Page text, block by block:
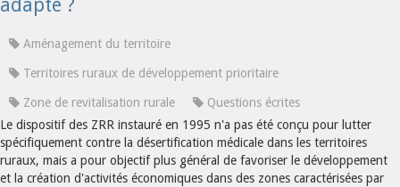
adapté ?
Aménagement du territoire
Territoires ruraux de développement prioritaire
Zone de revitalisation rurale
Questions écrites
Le dispositif des ZRR instauré en 1995 n'a pas été conçu pour lutter
spécifiquement contre la désertification médicale dans les territoires
ruraux, mais a pour objectif plus général de favoriser le développement
et la création d'activités économiques dans des zones caractérisées par